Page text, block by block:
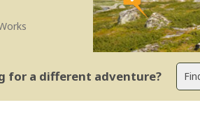
for a different adventure?